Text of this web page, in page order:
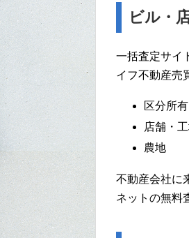
ビル・
一括査定サイ
イフ不動産売
区分所
店舗・
農地
不動産会社に
ネットの無料